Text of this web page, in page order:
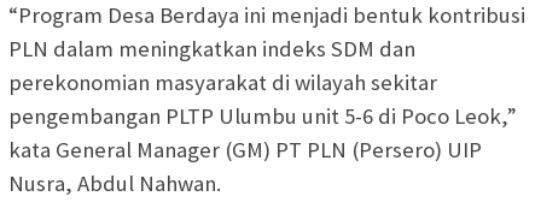
“Program Desa Berdaya ini menjadi bentuk kontribusi
PLN dalam meningkatkan indeks SDM dan
perekonomian masyarakat di wilayah sekitar
pengembangan PLTP Ulumbu unit 5-6 di Poco Leok,”
kata General Manager (GM) PT PLN (Persero) UIP
Nusra, Abdul Nahwan.